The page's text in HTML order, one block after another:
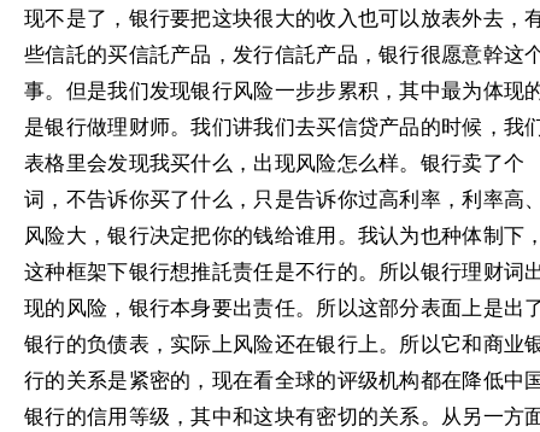
现不是了，银行要把这块很大的收入也可以放表外去，
些信託的买信託产品，发行信託产品，银行很愿意幹这
事。但是我们发现银行风险一步步累积，其中最为体现
是银行做理财师。我们讲我们去买信贷产品的时候，我
表格里会发现我买什么，出现风险怎么样。银行卖了个
词，不告诉你买了什么，只是告诉你过高利率，利率高
风险大，银行决定把你的钱给谁用。我认为也种体制下
这种框架下银行想推託责任是不行的。所以银行理财词
现的风险，银行本身要出责任。所以这部分表面上是出
银行的负债表，实际上风险还在银行上。所以它和商业
行的关系是紧密的，现在看全球的评级机构都在降低中
银行的信用等级，其中和这块有密切的关系。从另一方